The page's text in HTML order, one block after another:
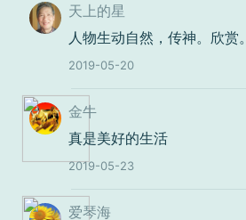
天上的星
人物生动自然，传神。欣赏。
2019-05-20
金牛
真是美好的生活
2019-05-23
爱琴海